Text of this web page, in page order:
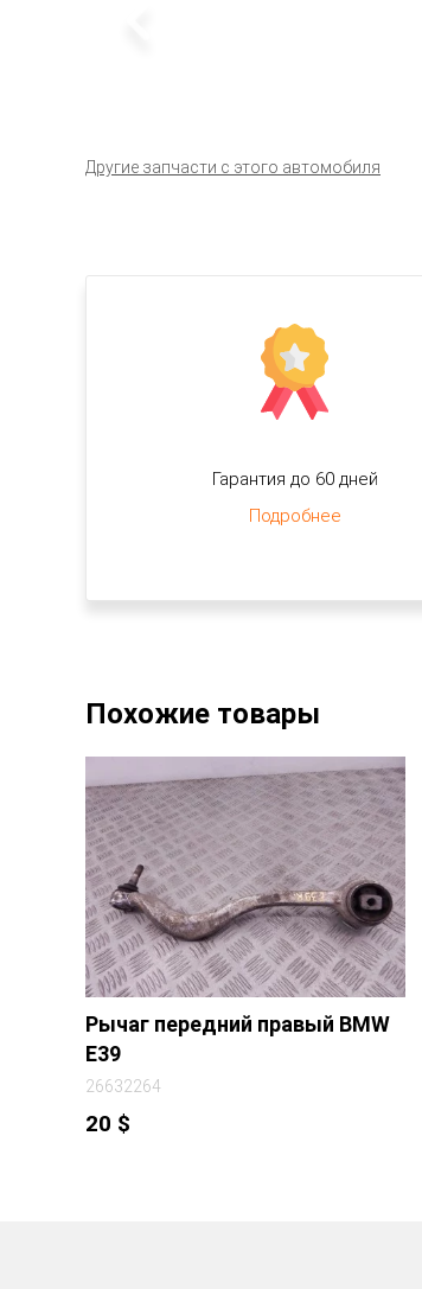
Другие запчасти с этого автомобиля
Гарантия до 60 дней
Подробнее
Похожие товары
Рычаг передний правый BMW
E39
26632264
20 $